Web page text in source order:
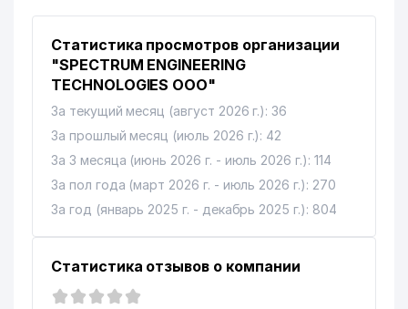
Статистика просмотров организации
"SPECTRUM ENGINEERING
TECHNOLOGIES ООО"
За текущий месяц (август 2026 г.): 36
За прошлый месяц (июль 2026 г.): 42
За 3 месяца (июнь 2026 г. - июль 2026 г.): 114
За пол года (март 2026 г. - июль 2026 г.): 270
За год (январь 2025 г. - декабрь 2025 г.): 804
Статистика отзывов о компании